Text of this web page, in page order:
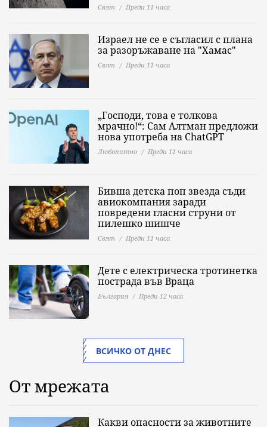
Свят Преди 11 часа
Израел не се е съгласил с плана
за разоръжаване на "Хамас"
Свят Преди 11 часа
„Господи, това е толкова
мрачно!“: Сам Алтман предложи
нова употреба на ChatGPT
Любопитно Преди 11 часа
Бивша детска поп звезда съди
авиокомпания заради
повредени гласни струни от
пилешко шишче
Свят Преди 11 часа
Дете с електрическа тротинетка
пострада във Враца
България Преди 12 часа
ВСИЧКО ОТ ДНЕС
От мрежата
Какви опасности за животните